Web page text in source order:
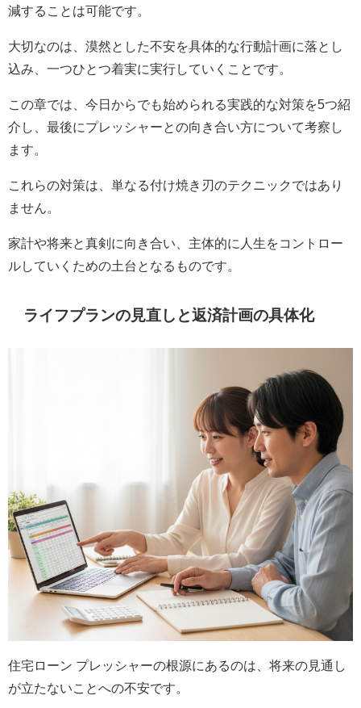
減することは可能です。
大切なのは、漠然とした不安を具体的な行動計画に落とし
込み、一つひとつ着実に実行していくことです。
この章では、今日からでも始められる実践的な対策を5つ紹
介し、最後にプレッシャーとの向き合い方について考察し
ます。
これらの対策は、単なる付け焼き刃のテクニックではあり
ません。
家計や将来と真剣に向き合い、主体的に人生をコントロー
ルしていくための土台となるものです。
ライフプランの見直しと返済計画の具体化
住宅ローン プレッシャーの根源にあるのは、将来の見通し
が立たないことへの不安です。